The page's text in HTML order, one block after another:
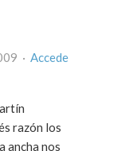
en mayo 27, 2009 · Accede
razón los
ancha nos